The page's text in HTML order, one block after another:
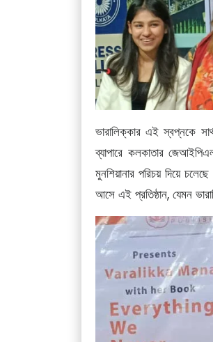
ভারালিক্‌কার এই স্বপ্নকে
ব্যাপারে কলকাতার
মুনশিয়ানার পরিচয় দিয়ে
আসে এই প্রতিষ্ঠান, যেমন